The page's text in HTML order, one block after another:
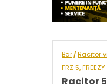
Bar/Racitor
FRZ 5,